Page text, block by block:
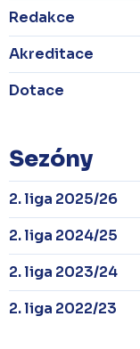
Redakce
Akreditace
Dotace
Sezóny
2. liga 2025/26
2. liga 2024/25
2. liga 2023/24
2. liga 2022/23